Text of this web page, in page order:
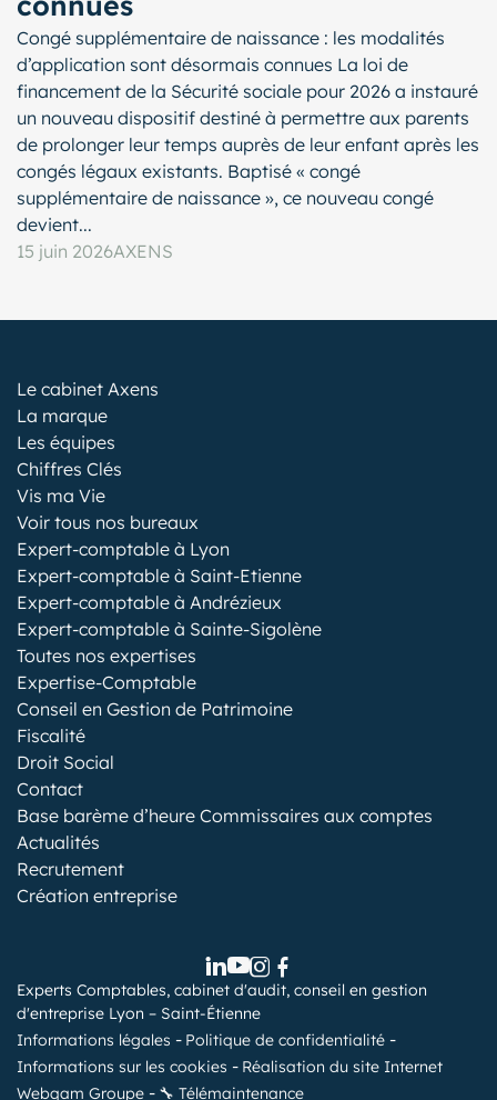
Congé supplémentaire de naissance : les modalités
d’application sont désormais connues La loi de
financement de la Sécurité sociale pour 2026 a instauré
un nouveau dispositif destiné à permettre aux parents
de prolonger leur temps auprès de leur enfant après les
congés légaux existants. Baptisé « congé
supplémentaire de naissance », ce nouveau congé
devient...
15 juin 2026AXENS
Le cabinet Axens
La marque
Les équipes
Chiffres Clés
Vis ma Vie
Voir tous nos bureaux
Expert-comptable à Lyon
Expert-comptable à Saint-Etienne
Expert-comptable à Andrézieux
Expert-comptable à Sainte-Sigolène
Toutes nos expertises
Expertise-Comptable
Conseil en Gestion de Patrimoine
Fiscalité
Droit Social
Contact
Base barème d’heure Commissaires aux comptes
Actualités
Recrutement
Création entreprise
Experts Comptables, cabinet d'audit, conseil en gestion
d'entreprise Lyon – Saint-Étienne
Informations légales
Politique de confidentialité
Informations sur les cookies
Réalisation du site Internet
Webqam Groupe
🔧 Télémaintenance